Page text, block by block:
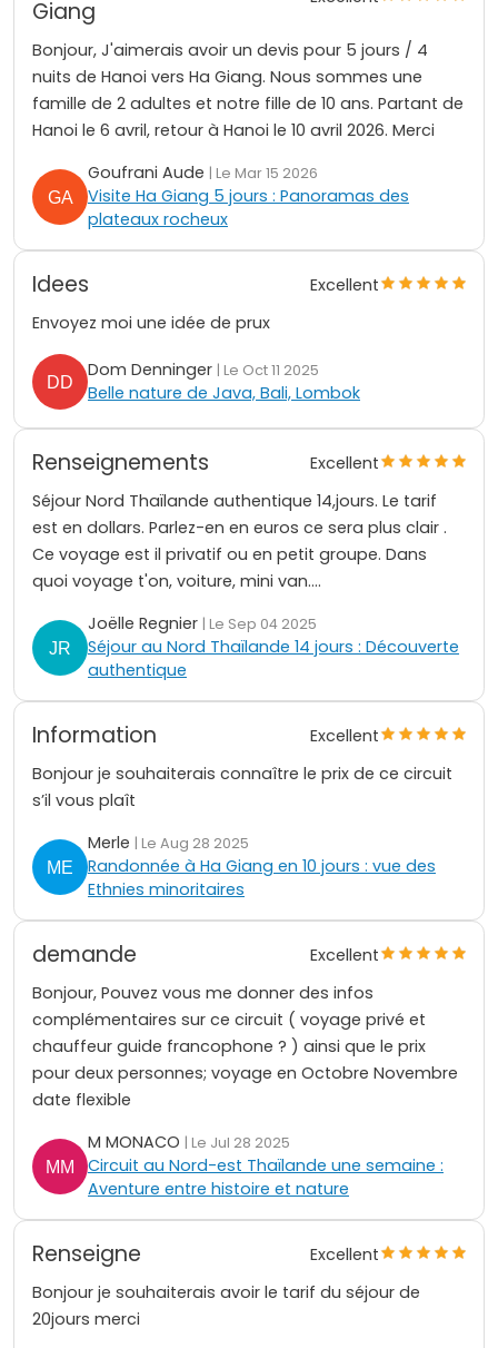
Giang
Bonjour, J'aimerais avoir un devis pour 5 jours / 4
nuits de Hanoi vers Ha Giang. Nous sommes une
famille de 2 adultes et notre fille de 10 ans. Partant de
Hanoi le 6 avril, retour à Hanoi le 10 avril 2026. Merci
Goufrani Aude | Le Mar 15 2026
Visite Ha Giang 5 jours : Panoramas des
plateaux rocheux
Idees
Excellent
Envoyez moi une idée de prux
Dom Denninger | Le Oct 11 2025
Belle nature de Java, Bali, Lombok
Renseignements
Excellent
Séjour Nord Thaïlande authentique 14,jours. Le tarif
est en dollars. Parlez-en en euros ce sera plus clair .
Ce voyage est il privatif ou en petit groupe. Dans
quoi voyage t'on, voiture, mini van....
Joëlle Regnier | Le Sep 04 2025
Séjour au Nord Thaïlande 14 jours : Découverte
authentique
Information
Excellent
Bonjour je souhaiterais connaître le prix de ce circuit
s’il vous plaît
Merle | Le Aug 28 2025
Randonnée à Ha Giang en 10 jours : vue des
Ethnies minoritaires
demande
Excellent
Bonjour, Pouvez vous me donner des infos
complémentaires sur ce circuit ( voyage privé et
chauffeur guide francophone ? ) ainsi que le prix
pour deux personnes; voyage en Octobre Novembre
date flexible
M MONACO | Le Jul 28 2025
Circuit au Nord-est Thaïlande une semaine :
Aventure entre histoire et nature
Renseigne
Excellent
Bonjour je souhaiterais avoir le tarif du séjour de
20jours merci